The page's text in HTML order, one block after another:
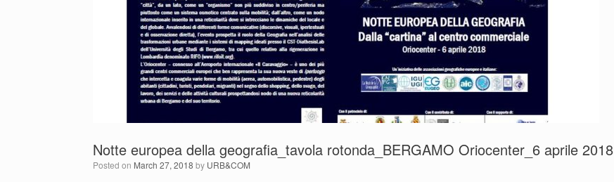
Notte europea della geografia_tavola rotonda_BERGAMO Oriocenter_6 aprile 2018
Posted on March 27, 2018 by URB&COM